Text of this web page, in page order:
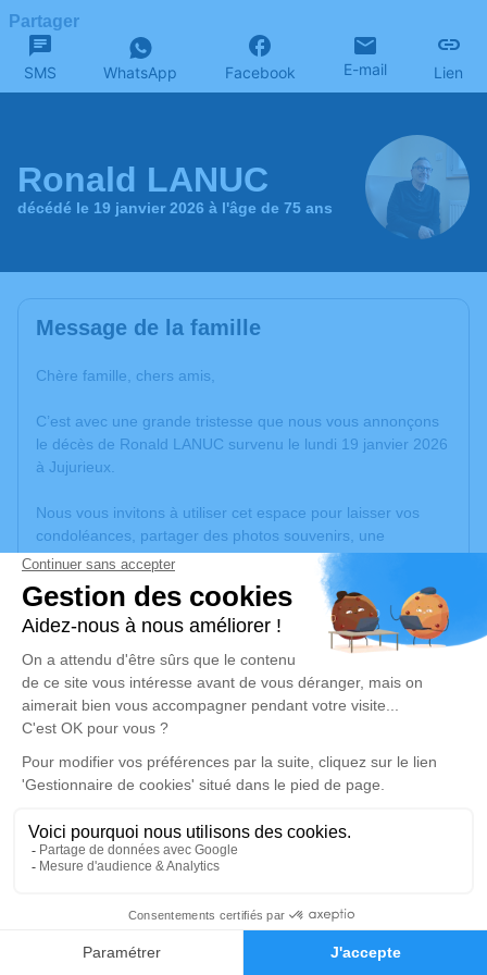
Faire-part Hommages
Partager
SMS WhatsApp Facebook E-mail Lien
Ronald LANUC
décédé le 19 janvier 2026 à l'âge de 75 ans
Message de la famille
Chère famille, chers amis,
C’est avec une grande tristesse que nous vous annonçons
le décès de Ronald LANUC survenu le lundi 19 janvier 2026
à Jujurieux.
Nous vous invitons à utiliser cet espace pour laisser vos
condoléances, partager des photos souvenirs, une
anecdote ou exprimer vos pensées à travers des poèmes
ou des textes. Cet endroit est un lieu d'expression dédié à
honorer la mémoire de Ronald LANUC.
Un service de plantation d’arbre hommage estdisponible
lundi 26 janvier 2026 à 10h00
Eglise de Loyes -Sainte-Madeleine de Villieu-
01800 Villieu-Loyes-Mollon